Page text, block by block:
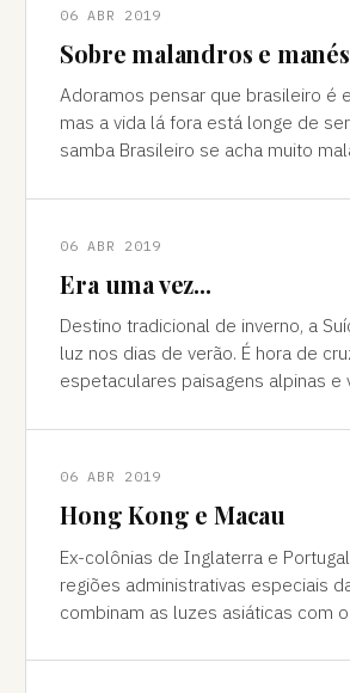
06 ABR 2019
Sobre malandros e manés
Adoramos pensar que brasileiro é
mas a vida lá fora está longe de
samba Brasileiro se acha muito malandro, mas
06 ABR 2019
Era uma vez...
Destino tradicional de inverno, a
luz nos dias de verão. É hora de
espetaculares paisagens alpinas e
06 ABR 2019
Hong Kong e Macau
Ex-colônias de Inglaterra e
regiões administrativas especiais
combinam as luzes asiáticas com